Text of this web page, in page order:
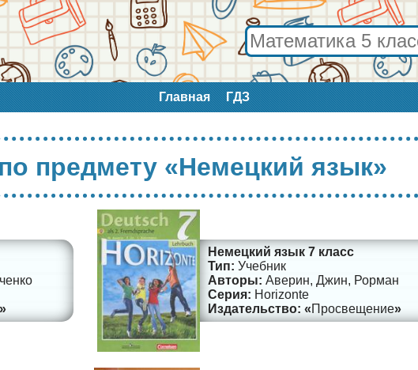
Главная ГДЗ
предмету «Немецкий язык»
Немецкий язык 7 класс
Учебник
Аверин, Джин, Рорман
Horizonte
Просвещение